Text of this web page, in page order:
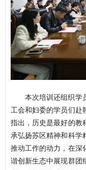
本次培训还组织学
工会和妇委的学员们赴
指出，历史是最好的教
承弘扬苏区精神和科学
推动工作的动力，在深
谐创新生态中展现群团